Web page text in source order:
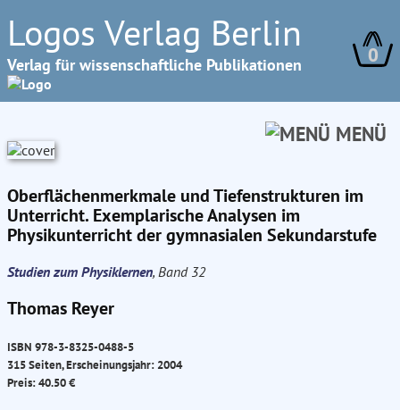
Logos Verlag Berlin
Verlag für wissenschaftliche Publikationen 0
MENÜ
Oberflächenmerkmale und Tiefenstrukturen im
Unterricht. Exemplarische Analysen im
Physikunterricht der gymnasialen Sekundarstufe
Studien zum Physiklernen, Band 32
Thomas Reyer
ISBN 978-3-8325-0488-5
315 Seiten, Erscheinungsjahr: 2004
Preis: 40.50 €